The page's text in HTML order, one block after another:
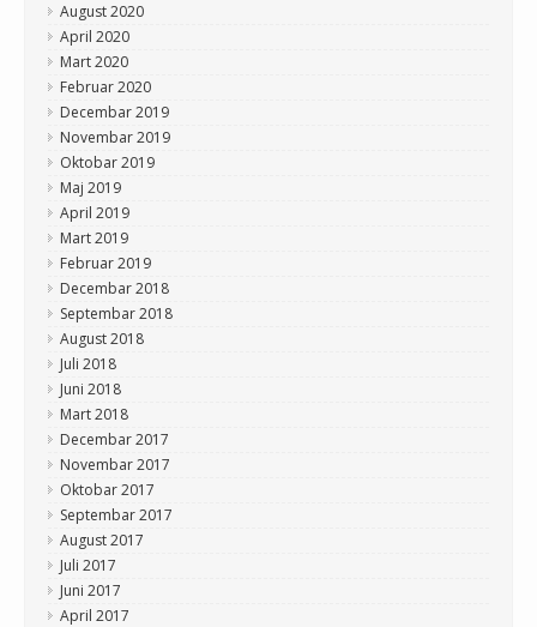
August 2020
April 2020
Mart 2020
Februar 2020
Decembar 2019
Novembar 2019
Oktobar 2019
Maj 2019
April 2019
Mart 2019
Februar 2019
Decembar 2018
Septembar 2018
August 2018
Juli 2018
Juni 2018
Mart 2018
Decembar 2017
Novembar 2017
Oktobar 2017
Septembar 2017
August 2017
Juli 2017
Juni 2017
April 2017